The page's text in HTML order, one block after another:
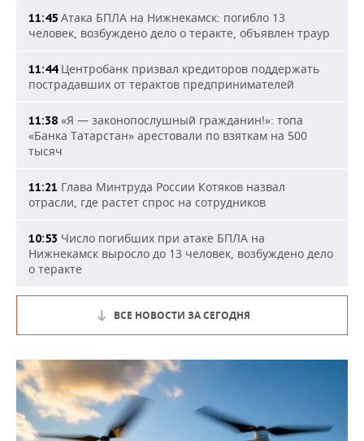
11:45 Атака БПЛА на Нижнекамск: погибло 13
человек, возбуждено дело о теракте, объявлен траур
11:44Центробанк призвал кредиторов поддержать
пострадавших от терактов предпринимателей
11:38 «Я — законопослушный гражданин!»: топа
«Банка Татарстан» арестовали по взяткам на 500
тысяч
11:21 Глава Минтруда России Котяков назвал
отрасли, где растет спрос на сотрудников
10:53 Число погибших при атаке БПЛА на
Нижнекамск выросло до 13 человек, возбуждено дело
о теракте
ВСЕ НОВОСТИ ЗА СЕГОДНЯ